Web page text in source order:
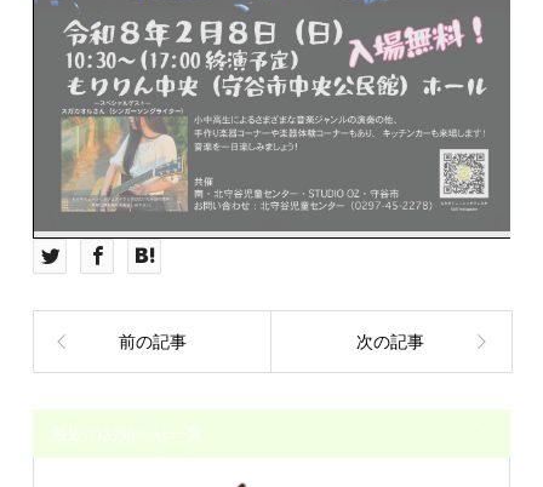
前の記事 次の記事
最近のお知らせ一覧